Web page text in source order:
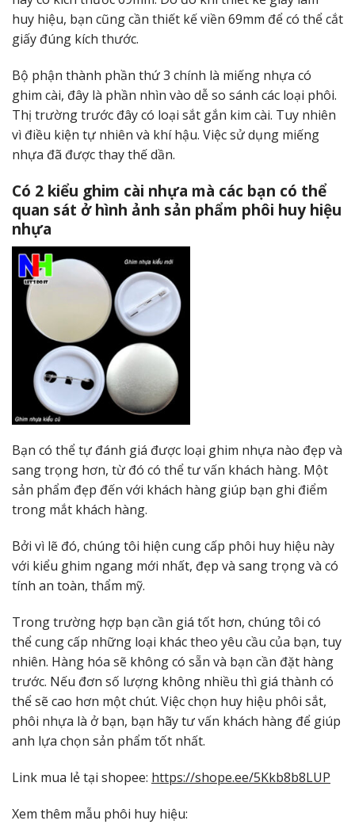
huy hiệu, bạn cũng cần thiết kế viền 69mm để có thể cắt
giấy đúng kích thước.
Bộ phận thành phần thứ 3 chính là miếng nhựa có
ghim cài, đây là phần nhìn vào dễ so sánh các loại phôi.
Thị trường trước đây có loại sắt gắn kim cài. Tuy nhiên
vì điều kiện tự nhiên và khí hậu. Việc sử dụng miếng
nhựa đã được thay thế dần.
Có 2 kiểu ghim cài nhựa mà các bạn có thể
quan sát ở hình ảnh sản phẩm phôi huy hiệu
nhựa
Bạn có thể tự đánh giá được loại ghim nhựa nào đẹp và
sang trọng hơn, từ đó có thể tư vấn khách hàng. Một
sản phẩm đẹp đến với khách hàng giúp bạn ghi điểm
trong mắt khách hàng.
Bởi vì lẽ đó, chúng tôi hiện cung cấp phôi huy hiệu này
với kiểu ghim ngang mới nhất, đẹp và sang trọng và có
tính an toàn, thẩm mỹ.
Trong trường hợp bạn cần giá tốt hơn, chúng tôi có
thể cung cấp những loại khác theo yêu cầu của bạn, tuy
nhiên. Hàng hóa sẽ không có sẵn và bạn cần đặt hàng
trước. Nếu đơn số lượng không nhiều thì giá thành có
thể sẽ cao hơn một chút. Việc chọn huy hiệu phôi sắt,
phôi nhựa là ở bạn, bạn hãy tư vấn khách hàng để giúp
anh lựa chọn sản phẩm tốt nhất.
Link mua lẻ tại shopee: https://shope.ee/5Kkb8b8LUP
Xem thêm mẫu phôi huy hiệu: